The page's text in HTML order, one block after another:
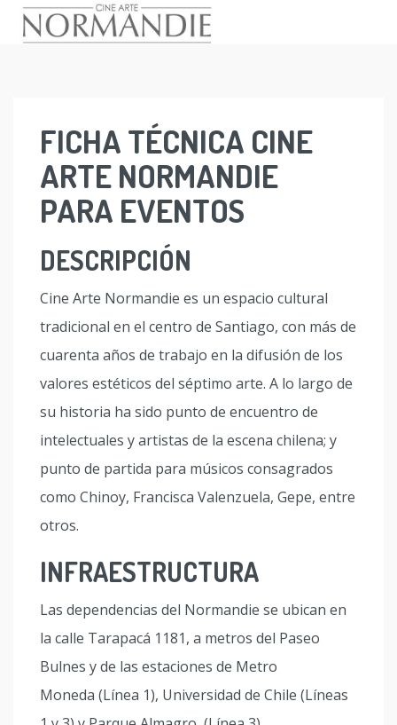
FICHA TÉCNICA CINE
ARTE NORMANDIE
PARA EVENTOS
DESCRIPCIÓN
Cine Arte Normandie es un espacio cultural
tradicional en el centro de Santiago, con más de
cuarenta años de trabajo en la difusión de los
valores estéticos del séptimo arte. A lo largo de
su historia ha sido punto de encuentro de
intelectuales y artistas de la escena chilena; y
punto de partida para músicos consagrados
como Chinoy, Francisca Valenzuela, Gepe, entre
otros.
INFRAESTRUCTURA
Las dependencias del Normandie se ubican en
la calle Tarapacá 1181, a metros del Paseo
Bulnes y de las estaciones de Metro
Moneda (Línea 1), Universidad de Chile (Líneas